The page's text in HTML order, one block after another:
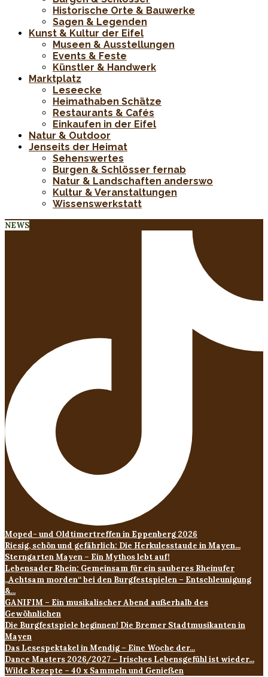
Historische Orte & Bauwerke
Sagen & Legenden
Kunst & Kultur der Eifel
Museen & Ausstellungen
Events & Feste
Künstler & Handwerk
Marktplatz
Leseecke
Heimathaben Schätze
Restaurants & Cafés
Einkaufen in der Eifel
Natur & Outdoor
Jenseits der Heimat
Sehenswertes
Burgen & Schlösser fernab
Natur & Landschaften anderswo
Kultur & Veranstaltungen
Wissenswerkstatt
NEWS
Moped- und Oldtimertreffen in Eppenberg 2026
Riesig, schön und gefährlich: Die Herkulesstaude in Mayen...
Sterngarten Mayen – Ein Mythos lebt auf!
Lebensader Rhein: Gemeinsam für ein sauberes Rheinufer
„Achtsam morden“ bei den Burgfestspielen – Entschleunigung
&...
GANIFIM – Ein musikalischer Abend außerhalb des
Gewöhnlichen
Die Burgfestspiele beginnen! Die Bremer Stadtmusikanten in
Mayen
Das Lesespektakel in Mendig – Eine Woche der...
Dance Masters 2026/2027 – Irisches Lebensgefühl ist wieder...
Wilde Rezepte – 40 x Sammeln und Genießen